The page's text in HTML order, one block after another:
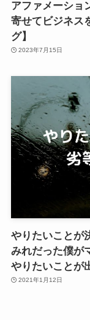
アファメーショ
寄せてビジネス
グ】
2023年7月15日
やりたいことが
みれだった僕が
やりたいことが
2021年1月12日